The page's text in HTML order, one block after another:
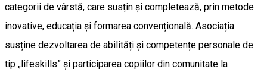
categorii de vârstă, care susțin și completează, prin metode
inovative, educația și formarea convențională. Asociația
susține dezvoltarea de abilități și competențe personale de
tip „lifeskills” și participarea copiilor din comunitate la